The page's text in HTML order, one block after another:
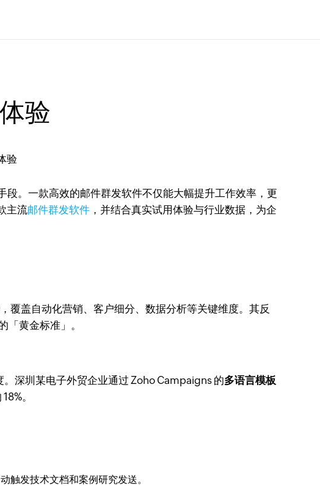
验
。一款高效的邮件群发软件不仅能大幅提升工作效率，更
主流邮件群发软件 ，并结合真实试用体验与行业数据，为企
，覆盖自动化营销、客户细分、数据分析等关键维度。其反
「黄金标准」。
深圳某电子外贸企业通过 Zoho Campaigns 的多语言模板
。
触发技术文档和案例研究发送。